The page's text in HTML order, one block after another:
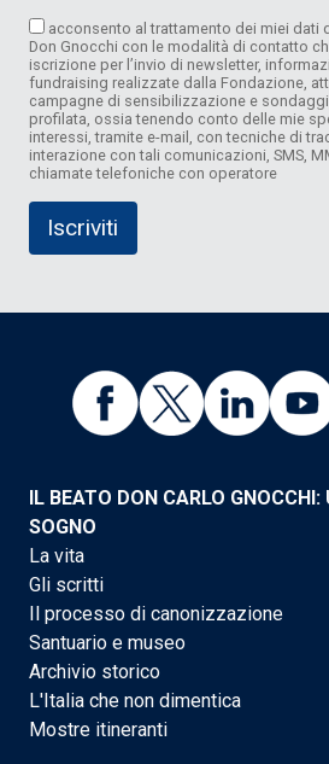
acconsento al trattamento dei miei dati
Don Gnocchi con le modalità di contatto
iscrizione per l’invio di newsletter,
fundraising realizzate dalla Fondazione,
campagne di sensibilizzazione e
profilata, ossia tenendo conto delle mie
interessi, tramite e-mail, con tecniche di
interazione con tali comunicazioni, SMS,
chiamate telefoniche con operatore
IL BEATO DON CARLO GNOCCHI:
SOGNO
La vita
Gli scritti
Il processo di canonizzazione
Santuario e museo
Archivio storico
L'Italia che non dimentica
Mostre itineranti